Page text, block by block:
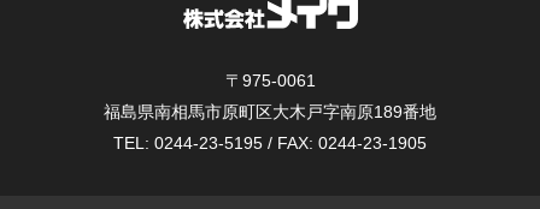
〒975-0061
福島県南相馬市原町区大木戸字南原189番地
TEL: 0244-23-5195 / FAX: 0244-23-1905